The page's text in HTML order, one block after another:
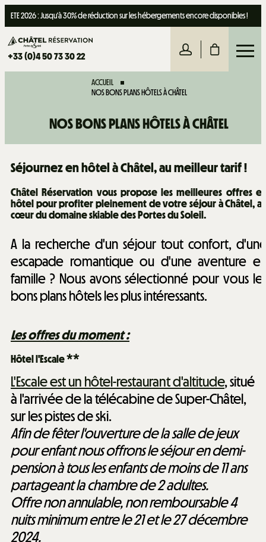
ETE 2026 : Jusqu'à 30% de réduction sur les hébergements encore disponibles !
+33 (0)4 50 73 30 22
ACCUEIL
NOS BONS PLANS HÔTELS À CHÂTEL
NOS BONS PLANS HÔTELS À CHÂTEL
Séjournez en hôtel à Châtel, au meilleur tarif !
Châtel Réservation vous propose les meilleures offres
hôtel pour profiter pleinement de votre séjour à Châtel,
cœur du domaine skiable des Portes du Soleil.
A la recherche d'un séjour tout confort,
escapade romantique ou d'une aventure
famille ? Nous avons sélectionné pour vous
bons plans hôtels les plus intéressants.
Les offres du moment :
Hôtel l'Escale **
L'Escale est un hôtel-restaurant d'altitude, situé
à l'arrivée de la télécabine de Super-Châtel,
sur les pistes de ski.
Afin de fêter l'ouverture de la salle de jeux
pour enfant nous offrons le séjour en demi-
pension à tous les enfants de moins de 11 ans
partageant la chambre de 2 adultes.
Offre non annulable, non remboursable 4
nuits minimum entre le 21 et le 27 décembre
2024.